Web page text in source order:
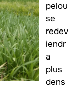
pelou
se
redev
iendr
a
plus
dens